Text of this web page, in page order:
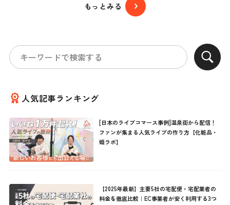
もっとみる
人気記事ランキング
[日本のライブコマース事例]温泉街から配信！
ファンが集まる人気ライブの作り方【化粧品・
姫ラボ】
【2025年最新】主要5社の宅配便・宅配業者の
料金を徹底比較｜EC事業者が安く利用する3つ